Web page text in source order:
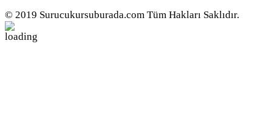
© 2019 Surucukursuburada.com Tüm Hakları Saklıdır.